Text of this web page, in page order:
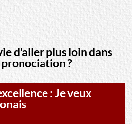
d'aller plus loin dans
?
: Je veux